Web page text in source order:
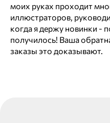
моих руках проходит
иллюстраторов,
когда я держу новинки -
получилось! Ваша
заказы это доказывают.